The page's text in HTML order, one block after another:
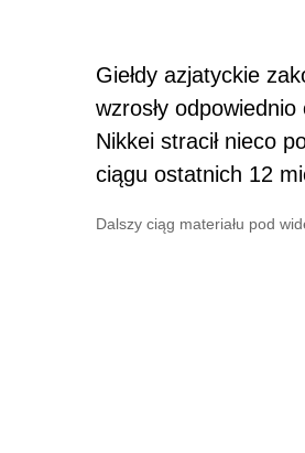
Giełdy azjatyckie
wzrosły
Nikkei stracił nieco
ciągu ostatnich 12
Dalszy ciąg materiału pod